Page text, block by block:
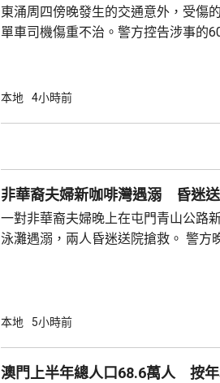
東涌周四傍晚發生的交通意外，受傷
單車司機傷重不治。警方控告涉事的
龍運巴士沿東涌東交匯處行駛，去到近
周五早上8時許證實死亡。
本地 4小時前
非華裔夫婦新咖啡灣遇溺 昏迷
一對非華裔夫婦晚上在屯門青山公路
泳灘遇溺，兩人昏迷送院搶救。 警方晚上8時
本地 5小時前
澳門上半年總人口68.6萬人 按